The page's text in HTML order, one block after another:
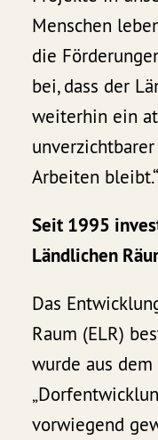
Menschen
die
bei, dass der
weiterhin ein
Arbeiten bleibt.“
Seit 1995
Ländlichen
Das
Raum (ELR)
wurde aus dem
vorwiegend